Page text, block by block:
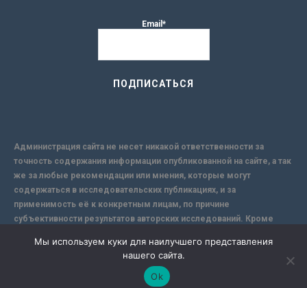
Email*
Администрация сайта не несет никакой ответственности за
точность содержания информации опубликованной на сайте, а так
же за любые рекомендации или мнения, которые могут
содержаться в исследовательских публикациях, и за
применимость её к конкретным лицам, по причине
субъективности результатов авторских исследований. Кроме
надежной защиты информации, Сайт не несет ответственности за
информацию, присылаемую через интернет.
Мы используем куки для наилучшего представления
нашего сайта.
Ok